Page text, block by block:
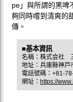
pe」與所謂的黑啤
夠同時嚐到清爽的
傳。
■基本資訊
名稱：株式会社
地址：兵庫縣神戸
電話號碼：+81-
網址： https://